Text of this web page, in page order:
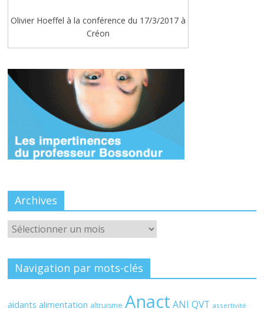
Olivier Hoeffel à la conférence du 17/3/2017 à
Créon
Archives
Archives
Navigation par mots-clés
aidants alimentation altruisme Anact ANI QVT assertivité